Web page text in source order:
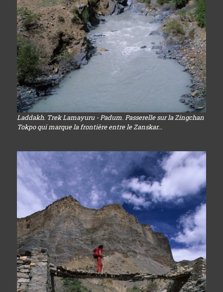
Laddakh. Trek Lamayuru - Padum. Passerelle sur la Zingchan
Tokpo qui marque la frontière entre le Zanskar...